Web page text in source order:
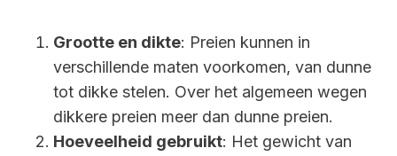
Grootte en dikte: Preien kunnen in
verschillende maten voorkomen, van dunne
tot dikke stelen. Over het algemeen wegen
dikkere preien meer dan dunne preien.
Hoeveelheid gebruikt: Het gewicht van